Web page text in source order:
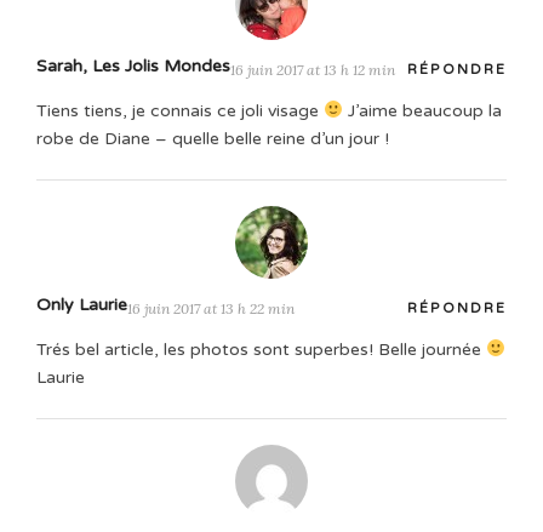
Sarah, Les Jolis Mondes16 juin 2017 at 13 h 12 min RÉPONDRE
Tiens tiens, je connais ce joli visage
J’aime beaucoup la
robe de Diane – quelle belle reine d’un jour !
Only Laurie16 juin 2017 at 13 h 22 min RÉPONDRE
Trés bel article, les photos sont superbes! Belle journée
Laurie